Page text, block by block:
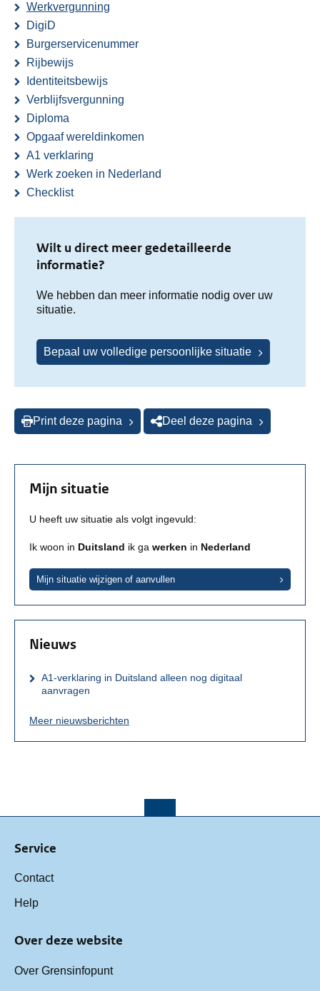
Werkvergunning
DigiD
Burgerservicenummer
Rijbewijs
Identiteitsbewijs
Verblijfsvergunning
Diploma
Opgaaf wereldinkomen
A1 verklaring
Werk zoeken in Nederland
Checklist
Wilt u direct meer gedetailleerde
informatie?
We hebben dan meer informatie nodig over uw
situatie.
Bepaal uw volledige persoonlijke situatie
Print deze pagina Deel deze pagina
Mijn situatie
U heeft uw situatie als volgt ingevuld:
Ik woon in Duitsland ik ga werken in Nederland
Mijn situatie wijzigen of aanvullen
Nieuws
A1-verklaring in Duitsland alleen nog digitaal
aanvragen
Meer nieuwsberichten
Service
Contact
Help
Over deze website
Over Grensinfopunt